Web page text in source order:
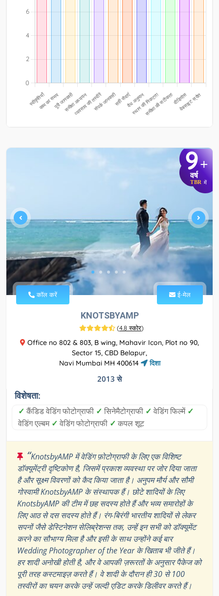
9+
वर्ष
TBR में
कॉल करें ई-मेल
KNOTSBYAMP
(4.8 स्कोर)
Office no 802 & 803, B wing, Mahavir Icon, Plot no 90,
Sector 15, CBD Belapur,
Navi Mumbai MH 400614
दिशा
2013 से
विशेषता:
✓ कैंडिड वेडिंग फोटोग्राफी ✓ सिनेमैटोग्राफी ✓ वेडिंग फिल्में ✓
वेडिंग एल्बम ✓ वेडिंग फोटोग्राफी ✓ कपल शूट
“KnotsbyAMP में वेडिंग फ़ोटोग्राफी के लिए एक विशिष्ट
डॉक्यूमेंट्री दृष्टिकोण है, जिसमें प्रकाश व्यवस्था पर जोर दिया जाता
है और सूक्ष्म विवरणों को कैद किया जाता है। अनुपम मौर्य और सौमी
गोस्वामी KnotsbyAMP के संस्थापक हैं। छोटे शादियों के लिए
KnotsbyAMP की टीम में छह सदस्य होते हैं और भव्य समारोहों के
लिए आठ से दस सदस्य होते हैं। रंग-बिरंगी भारतीय शादियों से लेकर
सपनों जैसे डेस्टिनेशन सेलिब्रेशन्स तक, उन्हें इन सभी को डॉक्यूमेंट
करने का सौभाग्य मिला है और इसी के साथ उन्होंने कई बार
Wedding Photographer of the Year के खिताब भी जीते हैं।
हर शादी अनोखी होती है, और वे आपकी ज़रूरतों के अनुसार पैकेज को
पूरी तरह कस्टमाइज़ करते हैं। वे शादी के दौरान ही 30 से 100
तस्वीरों का चयन करके उन्हें जल्दी एडिट करके डिलीवर करते हैं।